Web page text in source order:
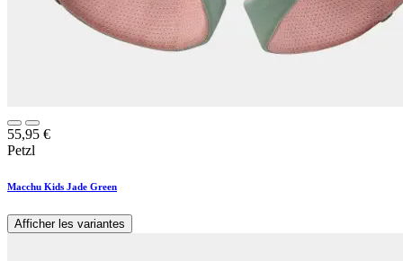
55,95 €
Petzl
Macchu Kids Jade Green
Afficher les variantes